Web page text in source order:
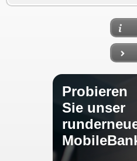
Probieren
Sie unser